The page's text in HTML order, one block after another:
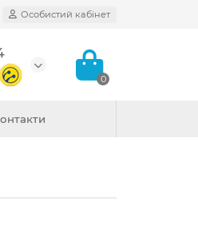
Особистий кабінет
0